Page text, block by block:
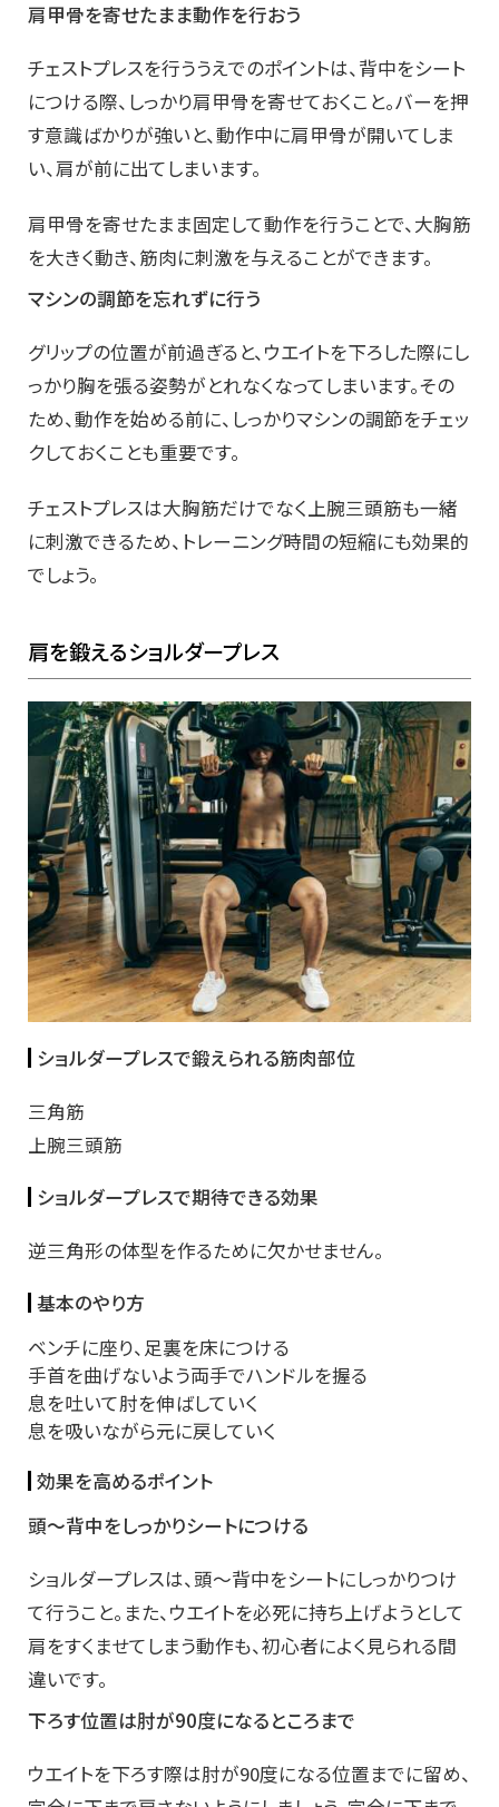
肩甲骨を寄せたまま動作を行おう
チェストプレスを行ううえでのポイントは、背中をシート
につける際、しっかり肩甲骨を寄せておくこと。バーを押
す意識ばかりが強いと、動作中に肩甲骨が開いてしま
い、肩が前に出てしまいます。
肩甲骨を寄せたまま固定して動作を行うことで、大胸筋
を大きく動き、筋肉に刺激を与えることができます。
マシンの調節を忘れずに行う
グリップの位置が前過ぎると、ウエイトを下ろした際にし
っかり胸を張る姿勢がとれなくなってしまいます。その
ため、動作を始める前に、しっかりマシンの調節をチェッ
クしておくことも重要です。
チェストプレスは大胸筋だけでなく上腕三頭筋も一緒
に刺激できるため、トレーニング時間の短縮にも効果的
でしょう。
肩を鍛えるショルダープレス
ショルダープレスで鍛えられる筋肉部位
三角筋
上腕三頭筋
ショルダープレスで期待できる効果
逆三角形の体型を作るために欠かせません。
基本のやり方
ベンチに座り、足裏を床につける
手首を曲げないよう両手でハンドルを握る
息を吐いて肘を伸ばしていく
息を吸いながら元に戻していく
効果を高めるポイント
頭～背中をしっかりシートにつける
ショルダープレスは、頭～背中をシートにしっかりつけ
て行うこと。また、ウエイトを必死に持ち上げようとして
肩をすくませてしまう動作も、初心者によく見られる間
違いです。
下ろす位置は肘が90度になるところまで
ウエイトを下ろす際は肘が90度になる位置までに留め、